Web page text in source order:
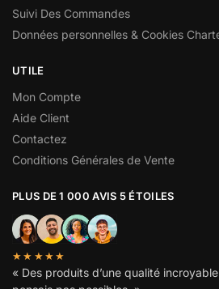
Suivi Des Commandes
Données personnelles & Cookies
UTILE
Mon Compte
Aide Client
Contactez
Conditions Générales de Vente
PLUS DE 1 000 AVIS 5 ÉTOILES
★★★★★
« Des produits d’une qualité